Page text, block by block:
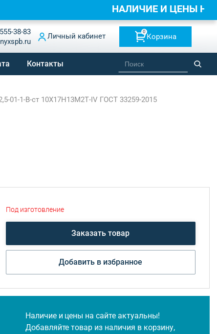
38-83
Личный кабинет
0
Корзина
Контакты
01-1-B-ст 10Х17Н13М2Т-IV ГОСТ 33259-2015
Под изготовление
Заказать товар
Добавить в избранное
Наличие и цены на сайте актуальны!
Добавляйте товар из наличия в корзину,
НАЛИЧИЕ И ЦЕНЫ